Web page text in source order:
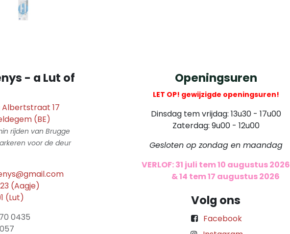
- a Lut of
Albertstraat 17
(BE)
rijden van Brugge
voor de deur
(Aagje)
(Lut)
0435
Openingsuren
LET OP! gewijzigde openingsuren!
Dinsdag tem vrijdag: 13u30 - 17u00
Zaterdag: 9u00 - 12u00
Gesloten op zondag en maandag
VERLOF: 31 juli tem 10 augustus 2026
& 14 tem 17 augustus 2026
Volg ons
Facebook